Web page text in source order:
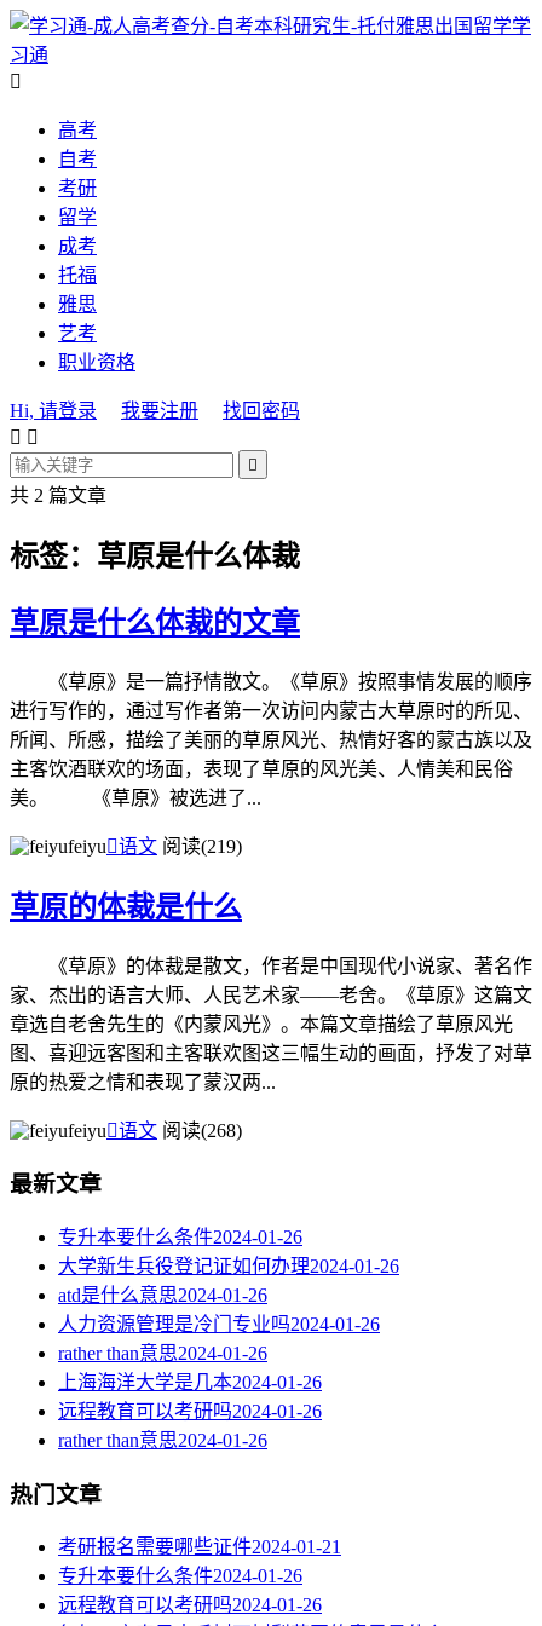
学
习通

高考
自考
考研
留学
成考
托福
雅思
艺考
职业资格
Hi, 请登录 我要注册
找回密码
 

共 2 篇文章
标签：草原是什么体裁
草原是什么体裁的文章
《草原》是一篇抒情散文。《草原》按照事情发展的顺序
进行写作的，通过写作者第一次访问内蒙古大草原时的所见、
所闻、所感，描绘了美丽的草原风光、热情好客的蒙古族以及
主客饮酒联欢的场面，表现了草原的风光美、人情美和民俗
美。 《草原》被选进了...
feiyu语文 阅读(219)
草原的体裁是什么
《草原》的体裁是散文，作者是中国现代小说家、著名作
家、杰出的语言大师、人民艺术家——老舍。《草原》这篇文
章选自老舍先生的《内蒙风光》。本篇文章描绘了草原风光
图、喜迎远客图和主客联欢图这三幅生动的画面，抒发了对草
原的热爱之情和表现了蒙汉两...
feiyu语文 阅读(268)
最新文章
专升本要什么条件2024-01-26
大学新生兵役登记证如何办理2024-01-26
atd是什么意思2024-01-26
人力资源管理是冷门专业吗2024-01-26
rather than意思2024-01-26
上海海洋大学是几本2024-01-26
远程教育可以考研吗2024-01-26
rather than意思2024-01-26
热门文章
考研报名需要哪些证件2024-01-21
专升本要什么条件2024-01-26
远程教育可以考研吗2024-01-26